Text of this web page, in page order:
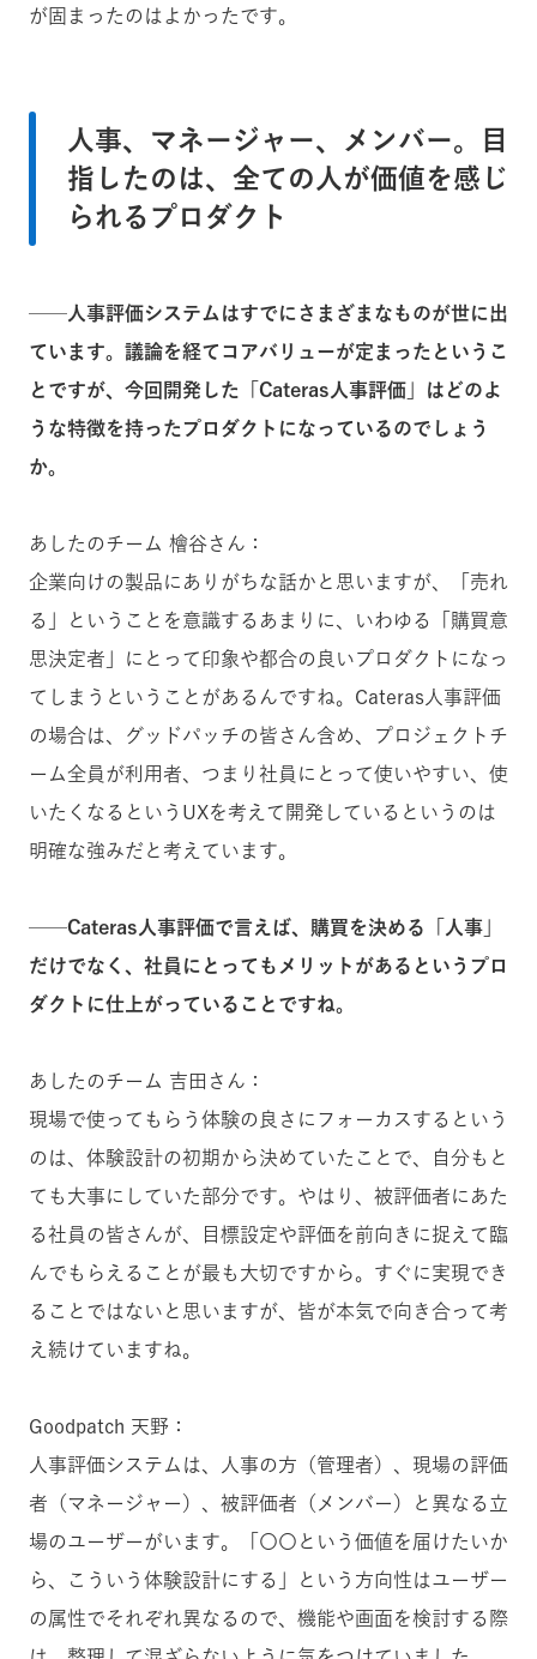
が固まったのはよかったです。
人事、マネージャー、メンバー。目
指したのは、全ての人が価値を感じ
られるプロダクト
──人事評価システムはすでにさまざまなものが世に出
ています。議論を経てコアバリューが定まったというこ
とですが、今回開発した「Cateras人事評価」はどのよ
うな特徴を持ったプロダクトになっているのでしょう
か。
あしたのチーム 檜谷さん：
企業向けの製品にありがちな話かと思いますが、「売れ
る」ということを意識するあまりに、いわゆる「購買意
思決定者」にとって印象や都合の良いプロダクトになっ
てしまうということがあるんですね。Cateras人事評価
の場合は、グッドパッチの皆さん含め、プロジェクトチ
ーム全員が利用者、つまり社員にとって使いやすい、使
いたくなるというUXを考えて開発しているというのは
明確な強みだと考えています。
──Cateras人事評価で言えば、購買を決める「人事」
だけでなく、社員にとってもメリットがあるというプロ
ダクトに仕上がっていることですね。
あしたのチーム 吉田さん：
現場で使ってもらう体験の良さにフォーカスするという
のは、体験設計の初期から決めていたことで、自分もと
ても大事にしていた部分です。やはり、被評価者にあた
る社員の皆さんが、目標設定や評価を前向きに捉えて臨
んでもらえることが最も大切ですから。すぐに実現でき
ることではないと思いますが、皆が本気で向き合って考
え続けていますね。
Goodpatch 天野：
人事評価システムは、人事の方（管理者）、現場の評価
者（マネージャー）、被評価者（メンバー）と異なる立
場のユーザーがいます。「〇〇という価値を届けたいか
ら、こういう体験設計にする」という方向性はユーザー
の属性でそれぞれ異なるので、機能や画面を検討する際